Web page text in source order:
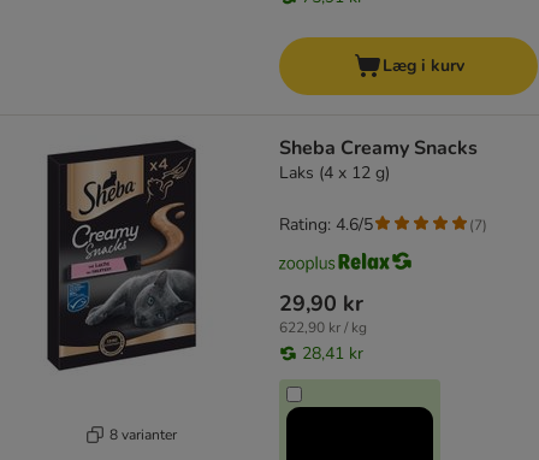
Læg i kurv
8 varianter
Sheba Creamy Snacks
Laks (4 x 12 g)
29,90 kr
622,90 kr / kg
28,41 kr
Rating: 4.6/5 (7)